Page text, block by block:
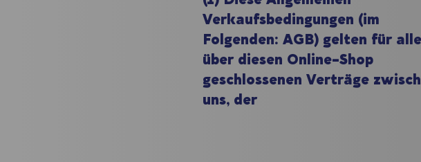
Verkaufsbedingungen (im
Folgenden: AGB) gelten für alle
über diesen Online-Shop
geschlossenen Verträge
uns, der